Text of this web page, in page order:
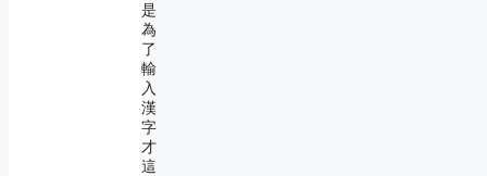
是
為
了
輸
入
漢
字
才
這